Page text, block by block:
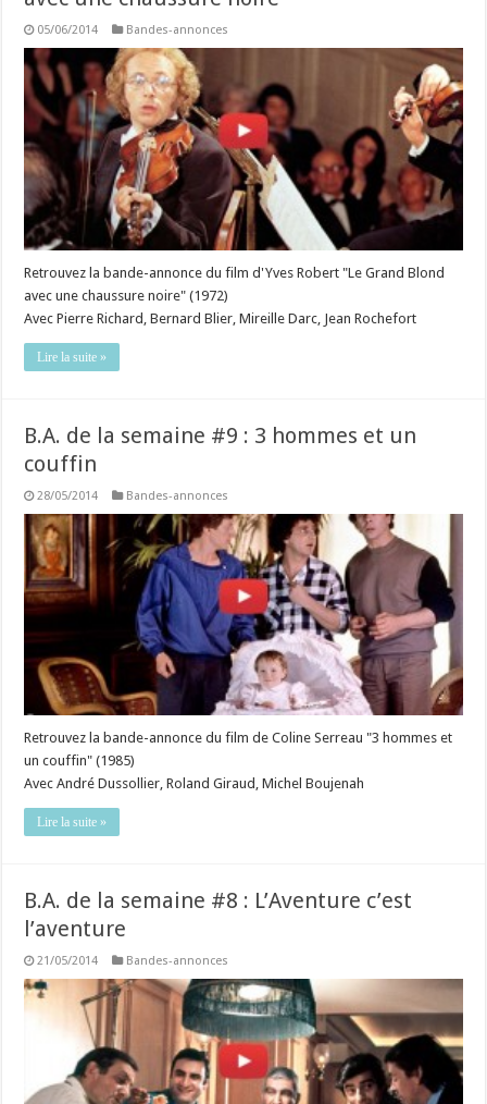
05/06/2014 Bandes-annonces
Retrouvez la bande-annonce du film d'Yves Robert "Le Grand Blond
avec une chaussure noire" (1972)
Avec Pierre Richard, Bernard Blier, Mireille Darc, Jean Rochefort
Lire la suite »
B.A. de la semaine #9 : 3 hommes et un
couffin
28/05/2014 Bandes-annonces
Retrouvez la bande-annonce du film de Coline Serreau "3 hommes et
un couffin" (1985)
Avec André Dussollier, Roland Giraud, Michel Boujenah
Lire la suite »
B.A. de la semaine #8 : L’Aventure c’est
l’aventure
21/05/2014 Bandes-annonces